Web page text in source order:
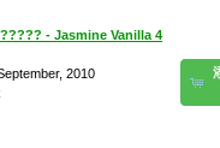
- Jasmine Vanilla 4
2010